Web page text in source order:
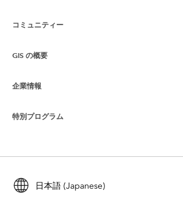
ArcGIS の概要
マッピング
コミュニティー
Esri Community
ArcGIS ブログ
Esri Young Professionals Network
GIS の概要
GIS とは
ロケーション インテリジェンス
トレーニング
ArcUser
企業情報
Esri について
採用情報
特別プログラム
ArcGIS for Student Use
日本語 (Japanese)